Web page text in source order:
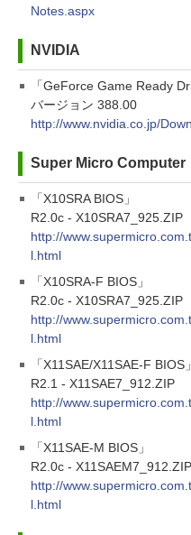
Notes.aspx
NVIDIA
「GeForce Game Ready
バージョン 388.00
http://www.nvidia.co.jp/
Super Micro Computer
「X10SRA BIOS」
R2.0c - X10SRA7_925.ZIP
http://
l.html
「X10SRA-F BIOS」
R2.0c - X10SRA7_925.ZIP
http://
l.html
「X11SAE/X11SAE-F BIOS」
R2.1 - X11SAE7_912.ZIP
http://
l.html
「X11SAE-M BIOS」
R2.0c - X11SAEM7_912.ZIP
http://
l.html